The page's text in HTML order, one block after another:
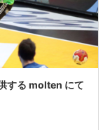
する molten にて